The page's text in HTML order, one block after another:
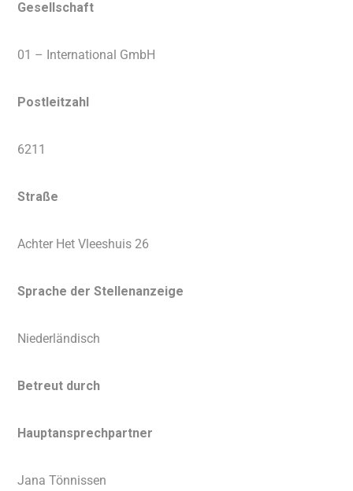
Gesellschaft
01 – International GmbH
Postleitzahl
6211
Straße
Achter Het Vleeshuis 26
Sprache der Stellenanzeige
Niederländisch
Betreut durch
Hauptansprechpartner
Jana Tönnissen